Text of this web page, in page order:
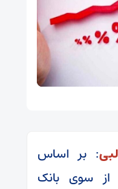
: بر اساس
سوی بانک